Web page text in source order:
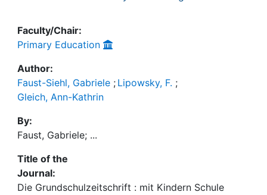
Faculty/Chair:
Primary Education
Author:
Faust-Siehl, Gabriele ; Lipowsky, F. ;
Gleich, Ann-Kathrin
By:
Faust, Gabriele; ...
Title of the
Journal:
Die Grundschulzeitschrift : mit Kindern Schule